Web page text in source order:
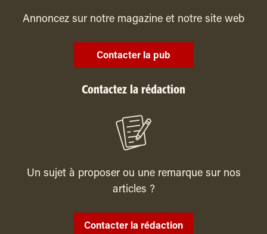
Annoncez sur notre magazine et notre site web
Contacter la pub
Contactez la rédaction
Un sujet à proposer ou une remarque sur nos
articles ?
Contacter la rédaction